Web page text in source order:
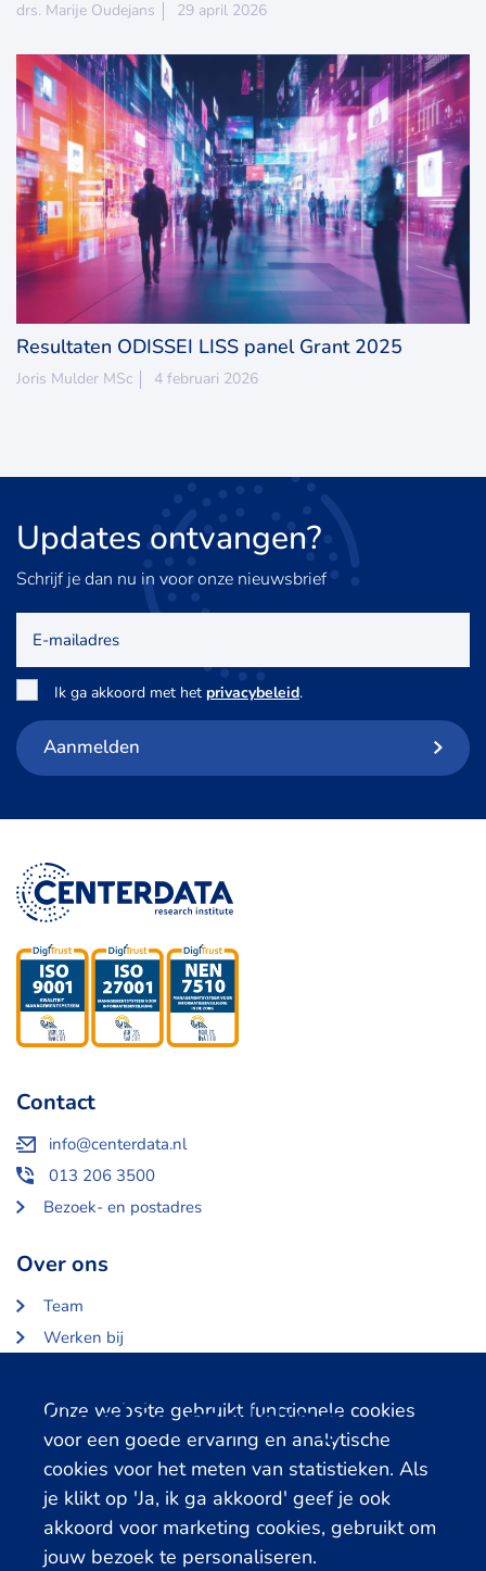
Cookie melding
Onze website gebruikt functionele cookies
voor een goede ervaring en analytische
cookies voor het meten van statistieken. Als
je klikt op 'Ja, ik ga akkoord' geef je ook
akkoord voor marketing cookies, gebruikt om
jouw bezoek te personaliseren.
drs. Marije Oudejans 29 april 2026
Resultaten ODISSEI LISS panel Grant 2025
Joris Mulder MSc 4 februari 2026
Updates ontvangen?
Schrijf je dan nu in voor onze nieuwsbrief
mailadres
Toestemming
Ik ga akkoord met het privacybeleid.
Aanmelden
Contact
info@centerdata.nl
013 206 3500
Bezoek- en postadres
Over ons
Team
Werken bij
Partners en opdrachtgevers
Gerelateerde databanken
LISS Data Archive
SHARE Data Access
DHS Data Access